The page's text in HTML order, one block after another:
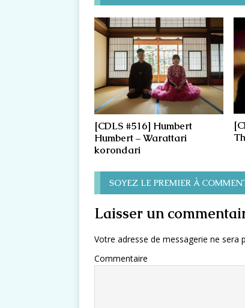
[CDLS #516] Humbert
Humbert – Warattari
korondari
SOYEZ LE PREMIER À
Laisser un
Votre adresse de messagerie ne sera
Commentaire